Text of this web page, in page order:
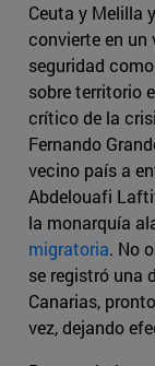
Ceuta y Melilla
convierte en un
seguridad
sobre territorio
crítico de la
Fernando
vecino país a
Abdelouafi
la monarquía
migratoria. No
se registró una
Canarias,
vez, dejando